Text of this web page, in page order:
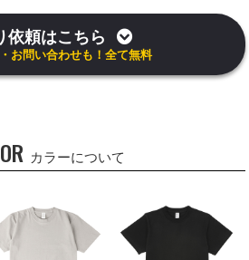
依頼はこちら
お問い合わせも！全て無料
カラーについて